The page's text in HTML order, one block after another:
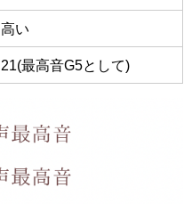
高い
21(最高音G5として)